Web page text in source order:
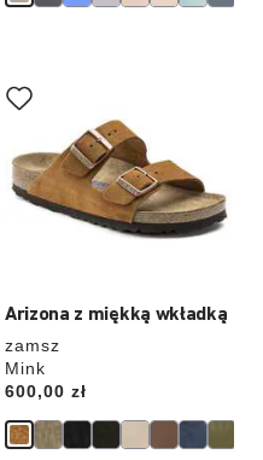
Arizona z miękką wkładką
zamsz
Mink
Price:
600,00 zł
koloru
spowoduje
zdjęcia
produktu